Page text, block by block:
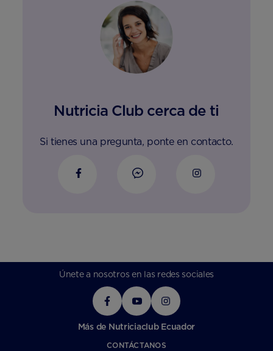
Nutricia Club cerca de ti
Si tienes una pregunta, ponte en contacto.
Únete a nosotros en las redes sociales
Más de Nutriciaclub Ecuador
CONTÁCTANOS